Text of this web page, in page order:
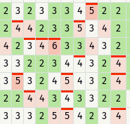
2 3 2 3 3 3 4 5 2
2
2 4 4 2 3 3 5 3 4
2
4 2 3 4 6 3 3 4 3
2
3 3 2 2 3 4 4 3 2
4
3 5 3 2 4 5 4 3 2
4
2 2 4 4 3 4 3 3 2
2
3 3 3 2 5 5 4 2 3
4